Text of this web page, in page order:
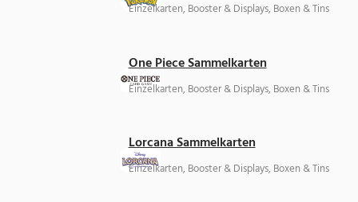
Einzelkarten, Booster & Displays, Boxen & Tins
One Piece Sammelkarten
Einzelkarten, Booster & Displays, Boxen & Tins
Lorcana Sammelkarten
Einzelkarten, Booster & Displays, Boxen & Tins